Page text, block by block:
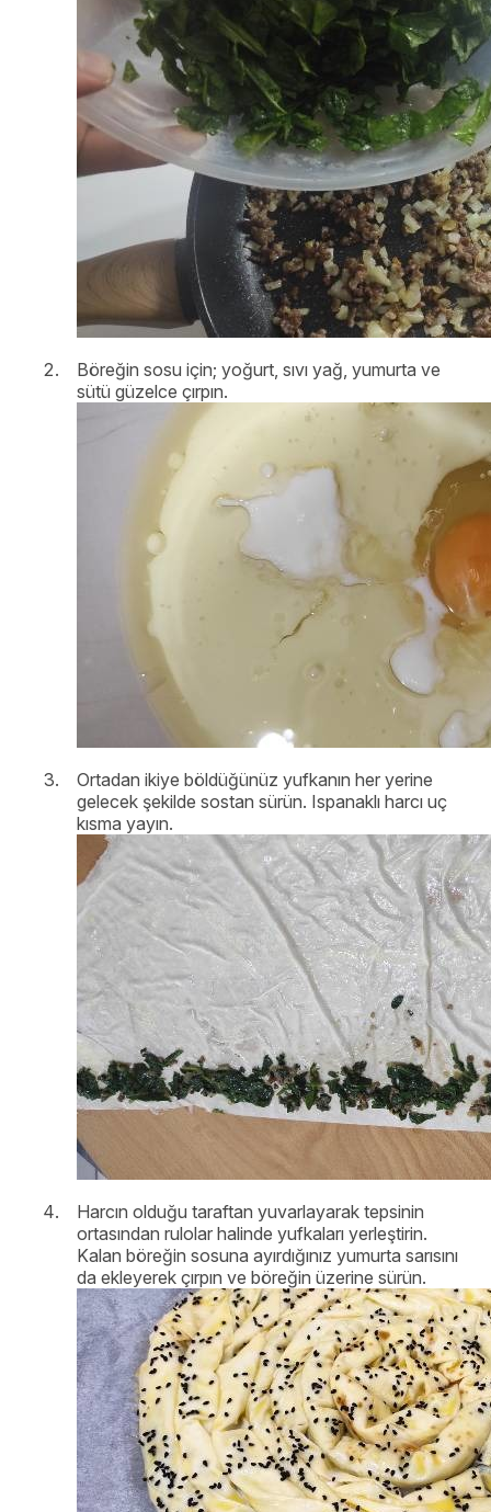
Böreğin sosu için; yoğurt, sıvı yağ, yumurta ve
sütü güzelce çırpın.
Ortadan ikiye böldüğünüz yufkanın her yerine
gelecek şekilde sostan sürün. Ispanaklı harcı uç
kısma yayın.
Harcın olduğu taraftan yuvarlayarak tepsinin
ortasından rulolar halinde yufkaları yerleştirin.
Kalan böreğin sosuna ayırdığınız yumurta sarısını
da ekleyerek çırpın ve böreğin üzerine sürün.